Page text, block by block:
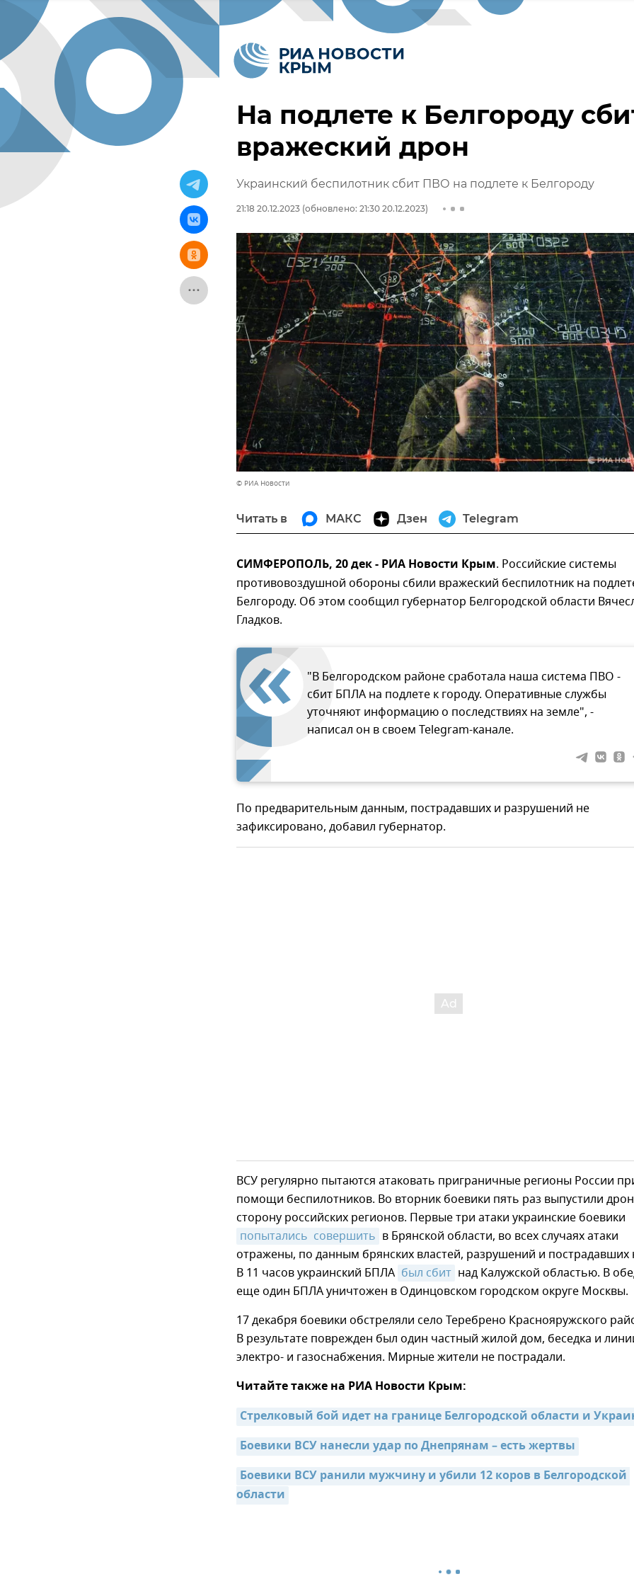
На подлете к Белгороду
вражеский дрон
Украинский беспилотник сбит ПВО на подлете к Белгороду
21:18 20.12.2023 (обновлено: 21:30 20.12.2023)
© РИА Новости
Читать в МАКС Дзен Telegram
СИМФЕРОПОЛЬ, 20 дек - РИА Новости Крым. Российские системы
противовоздушной обороны сбили вражеский беспилотник на
Белгороду. Об этом сообщил губернатор Белгородской области
Гладков.
"В Белгородском районе сработала наша система ПВО -
сбит БПЛА на подлете к городу. Оперативные службы
уточняют информацию о последствиях на земле", -
написал он в своем Telegram-канале.
По предварительным данным, пострадавших и разрушений не
зафиксировано, добавил губернатор.
ВСУ регулярно пытаются атаковать приграничные регионы России
помощи беспилотников. Во вторник боевики пять раз выпустили
сторону российских регионов. Первые три атаки украинские боевики
попытались  совершить в Брянской области, во всех случаях атаки
отражены, по данным брянских властей, разрушений и пострадавших
В 11 часов украинский БПЛА был сбит над Калужской областью. В
еще один БПЛА уничтожен в Одинцовском городском округе Москвы.
17 декабря боевики обстреляли село Теребрено Краснояружского
В результате поврежден был один частный жилой дом, беседка и
электро- и газоснабжения. Мирные жители не пострадали.
Читайте также на РИА Новости Крым:
Стрелковый бой идет на границе Белгородской области и
Боевики ВСУ нанесли удар по Днепрянам – есть жертвы
Боевики ВСУ ранили мужчину и убили 12 коров в Белгородской
области